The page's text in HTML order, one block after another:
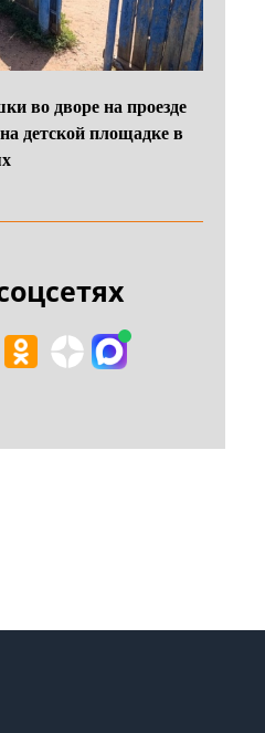
во дворе на проезде
детской площадке в